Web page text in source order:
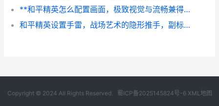
**和平精英怎么配置画面，极致视觉与流畅兼得的秘诀，副标题，资深玩家的画面设置全解析**
和平精英设置手雷，战场艺术的隐形推手，副标题，投掷物背后的战术思维与决胜哲学
Copyright © 2024 All Rights Reserved. 蜀ICP备2025145824号-6 XML地图